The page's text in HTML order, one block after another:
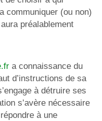
communiquer (ou non)
préalablement
a connaissance du
d’instructions de sa
à détruire ses
s’avère nécessaire
à une